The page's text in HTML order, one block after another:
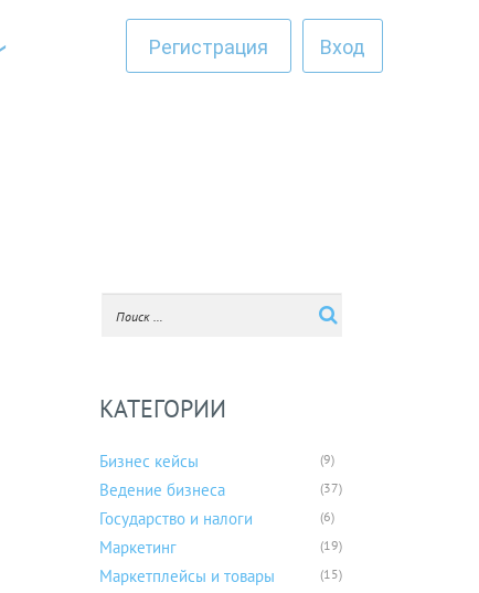
Регистрация Вход
КАТЕГОРИИ
Бизнес кейсы (9)
Ведение бизнеса (37)
Государство и налоги (6)
Маркетинг (19)
Маркетплейсы и товары (15)